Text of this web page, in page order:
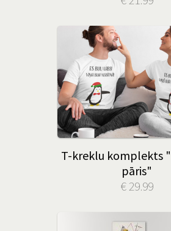
T-kreklu komplekts
pāris"
€ 29.99